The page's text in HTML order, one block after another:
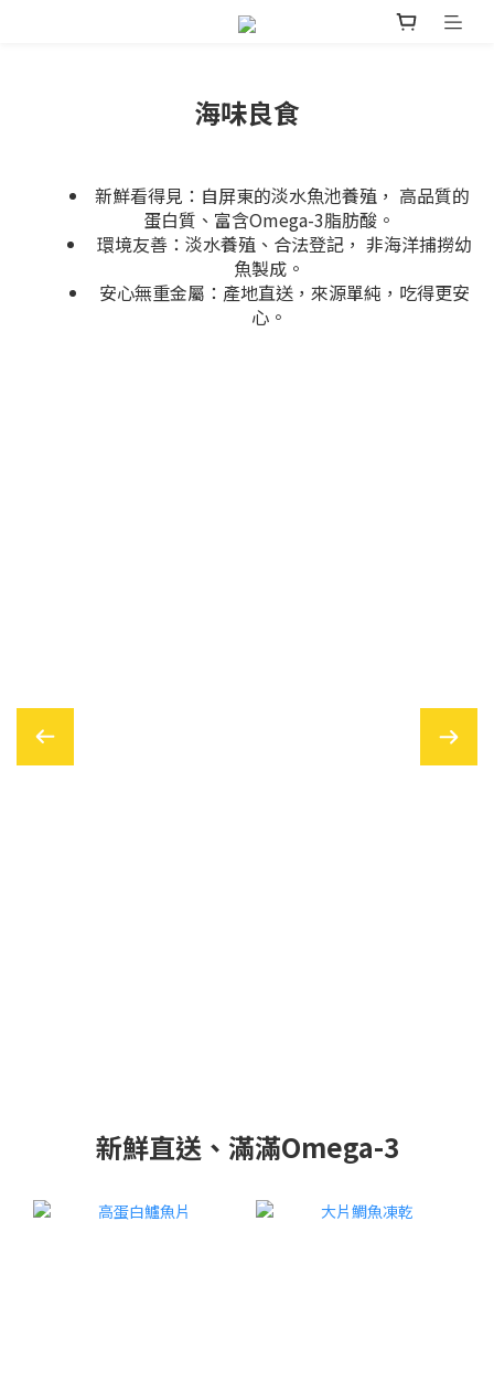
海味良食
新鮮看得見：自屏東的淡水魚池養殖， 高品質的
蛋白質、富含Omega-3脂肪酸。
環境友善：淡水養殖、合法登記， 非海洋捕撈幼
魚製成。
安心無重金屬：產地直送，來源單純，吃得更安
心。
新鮮直送、滿滿Omega-3